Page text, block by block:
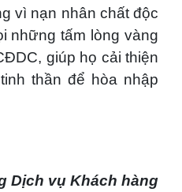
vì nạn nhân chất độc
những tấm lòng vàng
giúp họ cải thiện
thần để hòa nhập
Dịch vụ Khách hàng